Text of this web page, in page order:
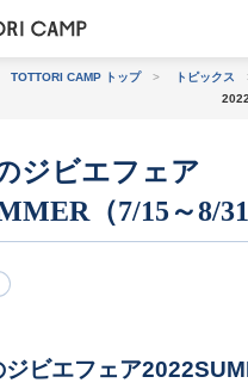
条件から探す
ァミリー
ジ・
TOTTORI CAMP トップ> トピックス
ジビエフェア
（7/15～8/31
ジビエフェア